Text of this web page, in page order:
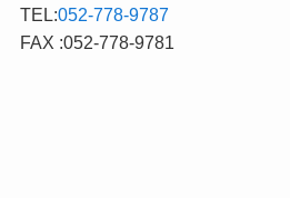
TEL:052-778-9787
FAX :052-778-9781